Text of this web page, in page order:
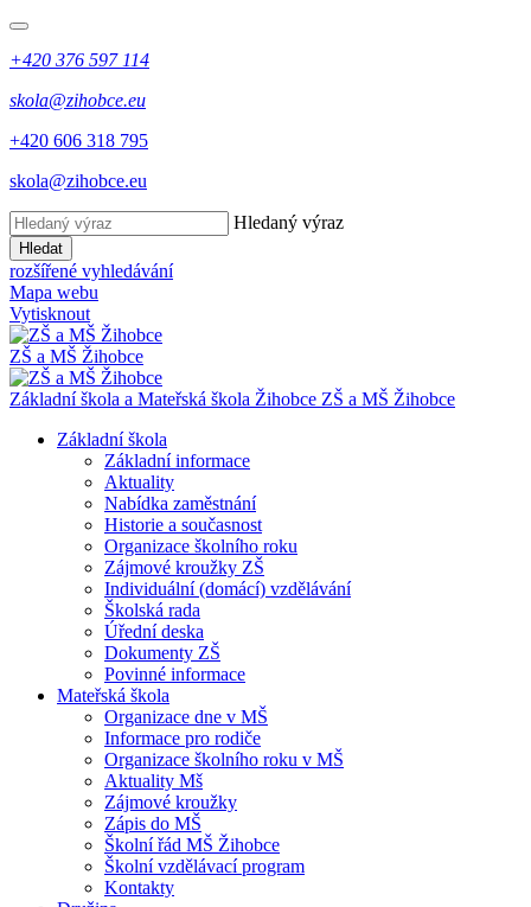
+420 376 597 114
skola@zihobce.eu
+420 606 318 795
skola@zihobce.eu
Hledaný výraz
Hledat
rozšířené vyhledávání
Mapa webu
Vytisknout
ZŠ a MŠ Žihobce
Základní škola a Mateřská škola Žihobce ZŠ a MŠ Žihobce
Základní škola
Základní informace
Aktuality
Nabídka zaměstnání
Historie a současnost
Organizace školního roku
Zájmové kroužky ZŠ
Individuální (domácí) vzdělávání
Školská rada
Úřední deska
Dokumenty ZŠ
Povinné informace
Mateřská škola
Organizace dne v MŠ
Informace pro rodiče
Organizace školního roku v MŠ
Aktuality Mš
Zájmové kroužky
Zápis do MŠ
Školní řád MŠ Žihobce
Školní vzdělávací program
Kontakty